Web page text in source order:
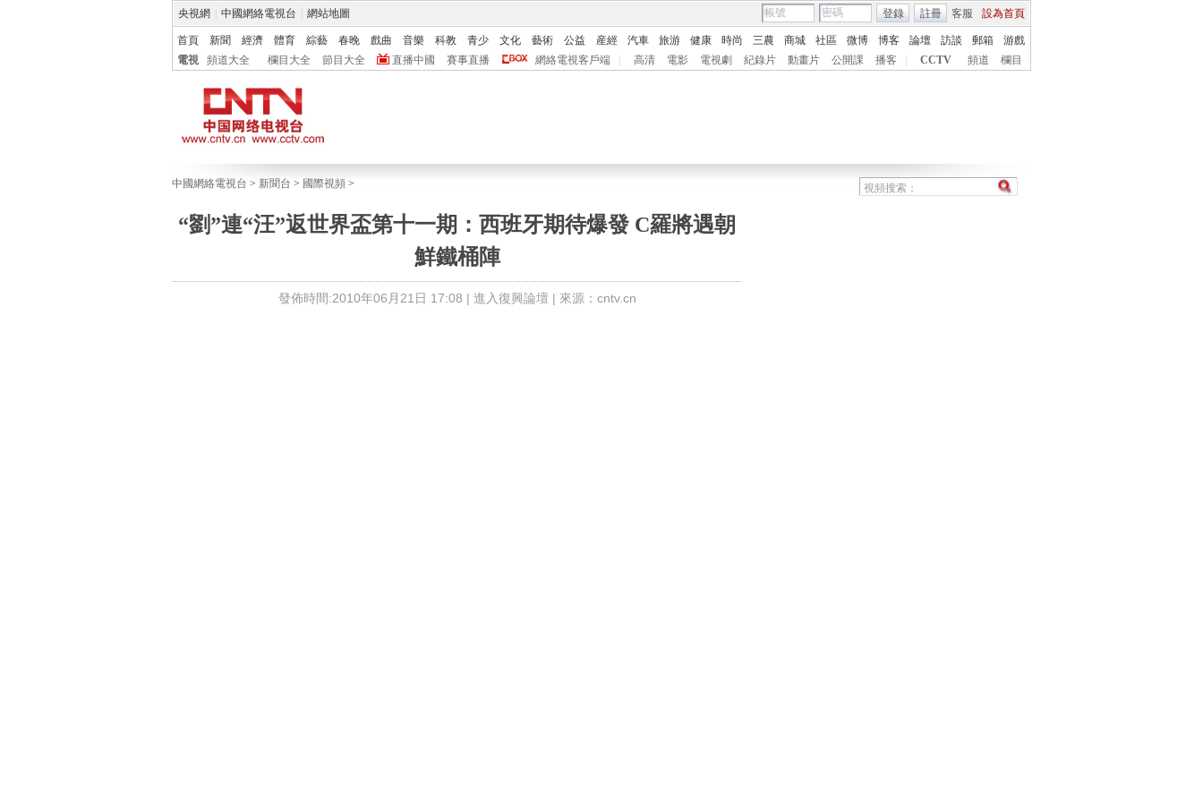
央視網 中國網絡電視台 網站地圖 客服 設為首頁
登錄 註冊
首頁 新聞 經濟 體育 綜藝 春晚 戲曲 音樂 科教 青少 文化 藝術 公益 産經 汽車 旅游 健康 時尚 三農 商城 社區 微博 博客 論壇 訪談 郵箱
游戲
電視
頻道大全 欄目大全 節目大全 直播中國 賽事直播 網絡電視客戶端 高清 電影 電視劇 紀錄片 動畫片 公開課 播客 CCTV 頻道 欄目
中國網絡電視台 > 新聞台 > 國際視頻 >
“劉”連“汪”返世界盃第十一期：西班牙期待爆發 C羅將遇朝
鮮鐵桶陣
發佈時間:2010年06月21日 17:08 | 進入復興論壇 | 來源：cntv.cn